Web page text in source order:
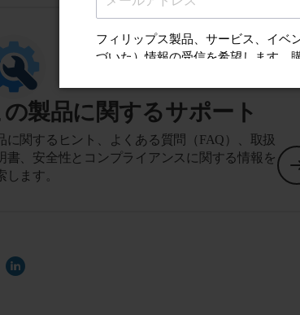
の製品に関するサポート
に関するヒント、よくある質問（FAQ）、取扱
書、安全性とコンプライアンスに関する情報を
します。